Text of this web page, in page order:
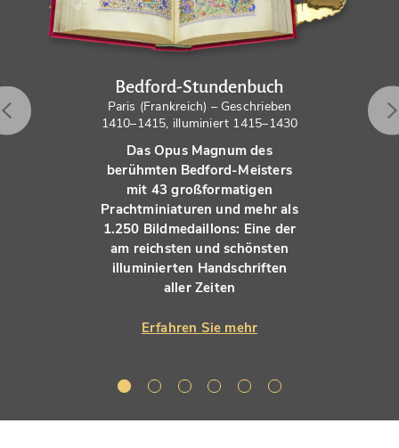
Bedford-Stundenbuch
Paris (Frankreich) – Geschrieben
1410–1415, illuminiert 1415–1430
Das Opus Magnum des
berühmten Bedford-Meisters
mit 43 großformatigen
Prachtminiaturen und mehr als
1.250 Bildmedaillons: Eine der
am reichsten und schönsten
illuminierten Handschriften
aller Zeiten
Erfahren Sie mehr